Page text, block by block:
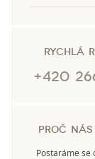
Rychlá
+420
Proč
Postaráme se